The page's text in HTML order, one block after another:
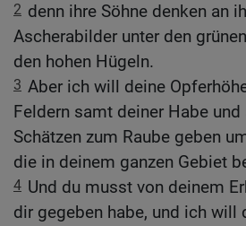
2 denn ihre Söhne denken an
Ascherabilder unter den
den hohen Hügeln.
3 Aber ich will deine
Feldern samt deiner Habe und
Schätzen zum Raube geben
die in deinem ganzen Gebiet
4 Und du musst von deinem
dir gegeben habe, und ich will